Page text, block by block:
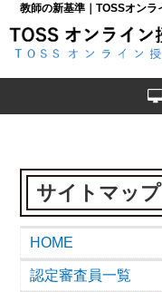
教師の新基準｜TOSSオンラ
サイトマップ
HOME
認定審査員一覧